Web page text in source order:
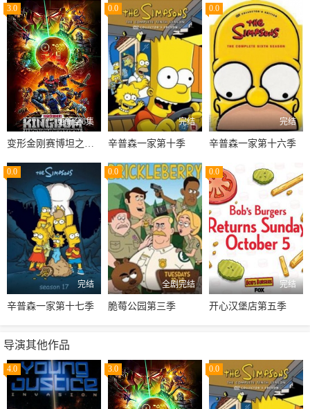
3.0
更新至6集
0.0
完结
辛普森一家第十季
0.0
完结
辛普森一家第十六季
0.0
完结
辛普森一家第十七季
0.0
全剧完结
脆莓公园第三季
0.0
完结
开心汉堡店第五季
导演其他作品
4.0 3.0 0.0